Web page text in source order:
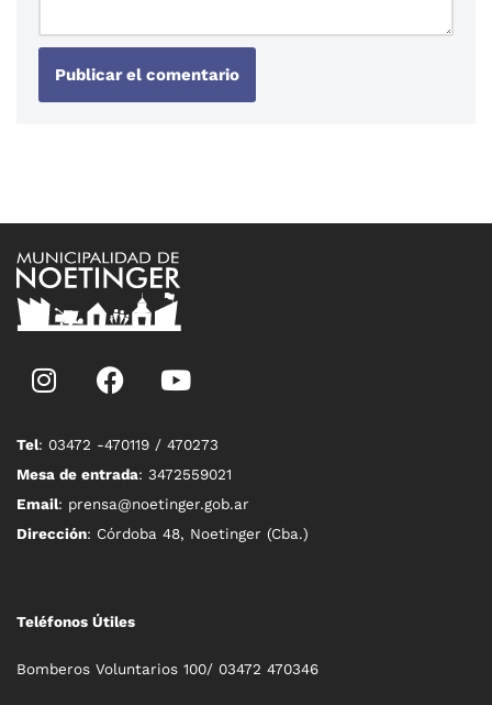
Tel: 03472 -470119 / 470273
Mesa de entrada: 3472559021
Email: prensa@noetinger.gob.ar
Dirección: Córdoba 48, Noetinger (Cba.)
Teléfonos Útiles
Bomberos Voluntarios 100/ 03472 470346